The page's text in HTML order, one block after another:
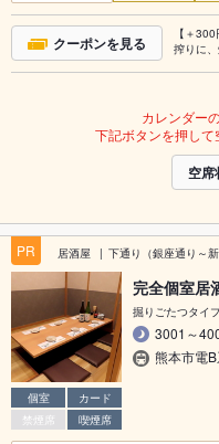
クーポンを見る
【＋
搾りに
カレンダー
下記ボタンを押して
空席
PR 居酒屋 下通り（銀座通り～新
個室
カード
禁煙席
喫煙席
完全個室
掘りごたつタイ
3001～
熊本市電